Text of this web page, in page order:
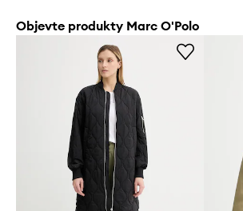
Objevte produkty Marc O'Polo